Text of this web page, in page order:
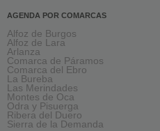
AGENDA POR COMARCAS
Alfoz de Burgos
Alfoz de Lara
Arlanza
Comarca de Páramos
Comarca del Ebro
La Bureba
Las Merindades
Montes de Oca
Odra y Pisuerga
Ribera del Duero
Sierra de la Demanda